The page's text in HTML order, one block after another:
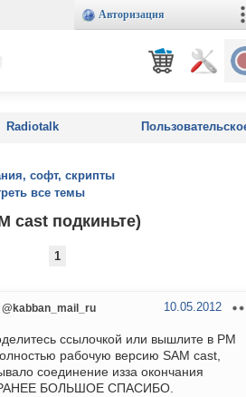
Авторизация
Radiotalk
софт, скрипты
все темы
cast подкиньте)
1
@kabban_mail_ru 10.05.2012
ссылочкой или вышлите в PM
рабочую версию SAM cast,
соединение изза окончания
БОЛЬШОЕ СПАСИБО.